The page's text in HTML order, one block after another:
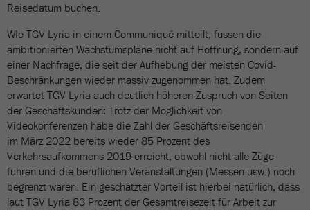
Reisedatum buchen.
WIe TGV Lyria in einem Communiqué mitteilt, fussen die
ambitionierten Wachstumspläne nicht auf Hoffnung, sondern auf
einer Nachfrage, die seit der Aufhebung der meisten Covid-
Beschränkungen wieder massiv zugenommen hat. Zudem
erwartet TGV Lyria auch deutlich höheren Zuspruch von Seiten
der Geschäftskunden: Trotz der Möglichkeit von
Videokonferenzen habe die Zahl der Geschäftsreisenden
im März 2022 bereits wieder 85 Prozent des
Verkehrsaufkommens 2019 erreicht, obwohl nicht alle Züge
fuhren und die beruflichen Veranstaltungen (Messen usw.) noch
begrenzt waren. Ein geschätzter Vorteil ist hierbei natürlich, dass
laut TGV Lyria 83 Prozent der Gesamtreisezeit für Arbeit zur